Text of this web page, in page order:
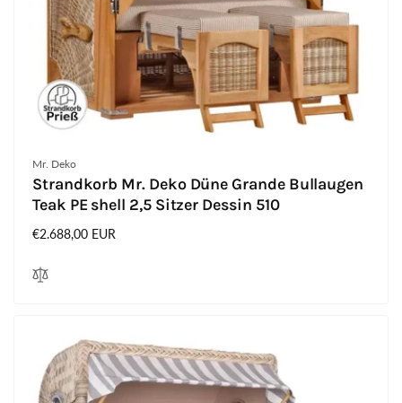
Anbieter:
Mr. Deko
Strandkorb Mr. Deko Düne Grande Bullaugen
Teak PE shell 2,5 Sitzer Dessin 510
Normaler
€2.688,00 EUR